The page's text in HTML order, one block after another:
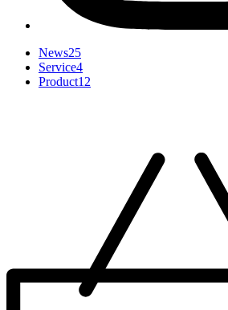
News25
Service4
Product12